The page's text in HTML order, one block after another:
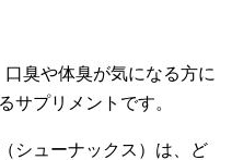
臭や体臭が気になる方に
サプリメントです。
シューナックス）は、ど